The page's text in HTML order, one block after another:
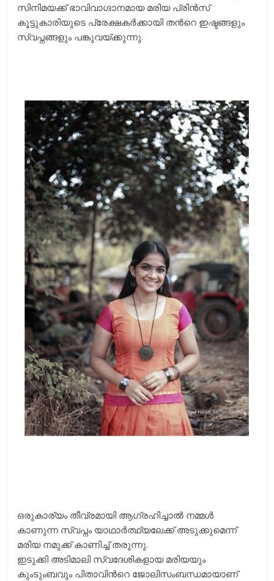
സിനിമയക്ക് ഭാവിവാഗ്ദാനമായ മരിയ പ്രിന്‍സ്
കൂട്ടുകാരിയുടെ പ്രേക്ഷകര്‍ക്കായി തന്‍റെ ഇഷ്ടങ്ങളും
സ്വപ്നങ്ങളും പങ്കുവയ്ക്കുന്നു.
ഒരുകാര്യം തീവ്രമായി ആഗ്രഹിച്ചാല്‍ നമ്മള്‍
കാണുന്ന സ്വപ്നം യാഥാര്‍ത്ഥ്യലേക്ക് അടുക്കുമെന്ന്
മരിയ നമുക്ക് കാണിച്ച് തരുന്നു.
ഇടുക്കി അടിമാലി സ്വദേശികളായ മരിയയും
കുംടുംബവും പിതാവിന്‍റെ ജോലിസംബന്ധമായാണ്